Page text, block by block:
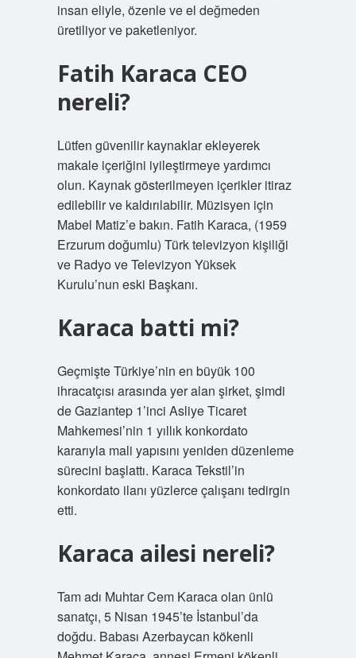
insan eliyle, özenle ve el değmeden
üretiliyor ve paketleniyor.
Fatih Karaca CEO
nereli?
Lütfen güvenilir kaynaklar ekleyerek
makale içeriğini iyileştirmeye yardımcı
olun. Kaynak gösterilmeyen içerikler itiraz
edilebilir ve kaldırılabilir. Müzisyen için
Mabel Matiz’e bakın. Fatih Karaca, (1959
Erzurum doğumlu) Türk televizyon kişiliği
ve Radyo ve Televizyon Yüksek
Kurulu’nun eski Başkanı.
Karaca batti mi?
Geçmişte Türkiye’nin en büyük 100
ihracatçısı arasında yer alan şirket, şimdi
de Gaziantep 1’inci Asliye Ticaret
Mahkemesi’nin 1 yıllık konkordato
kararıyla mali yapısını yeniden düzenleme
sürecini başlattı. Karaca Tekstil’in
konkordato ilanı yüzlerce çalışanı tedirgin
etti.
Karaca ailesi nereli?
Tam adı Muhtar Cem Karaca olan ünlü
sanatçı, 5 Nisan 1945’te İstanbul’da
doğdu. Babası Azerbaycan kökenli